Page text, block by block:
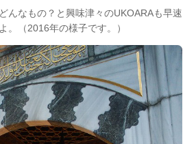
んなもの？と興味津々のUKOARAも早速
。（2016年の様子です。）